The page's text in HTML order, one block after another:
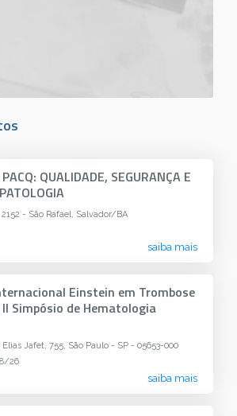
QUALIDADE, SEGURANÇA E
2152 - São Rafael, Salvador/BA
saiba mais
Einstein em Trombose
Simpósio de Hematologia
Jafet, 755, São Paulo - SP - 05653-000
26
saiba mais